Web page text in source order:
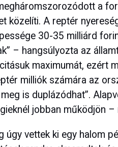
a
közelíti. A reptér
30-35 milliárd
– hangsúlyozta az
maximumát, ezért
milliók számára az
is duplázódhat”.
jobban működjön –
úgy vettek ki egy halom